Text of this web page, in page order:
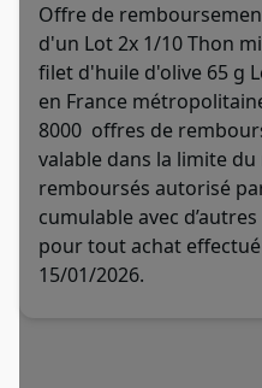
Offre de
d'un Lot 2x 1/10 Thon
filet d'huile d'olive 65 g
en France
8000 offres de
valable dans la limite
remboursés autorisé
cumulable avec
pour tout achat
15/01/2026.